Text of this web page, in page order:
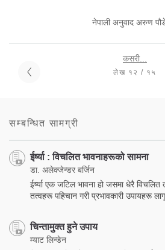
नेपाली अनुवाद अरुण
कसरी...
लेख १२ / १५
सम्बन्धित सामग्री
ईर्ष्या : विचलित भावनाहरूको सामना
डा. अलेक्जेन्डर बर्जिन
ईर्ष्या एक जटिल भावना हो जसमा धेरै
तत्वहरू पहिचान गरी प्रभावकारी उपायहरू
चिन्तामुक्त हुने उपाय
म्याट लिन्डेन